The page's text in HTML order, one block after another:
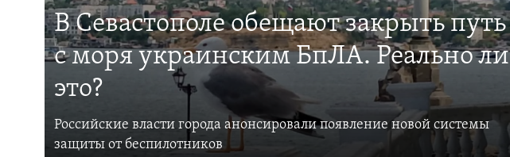
В Севастополе обещают закрыть путь
с моря украинским БпЛА. Реально ли
это?
Российские власти города анонсировали появление новой системы
защиты от беспилотников